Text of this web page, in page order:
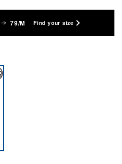
79/M Find your size